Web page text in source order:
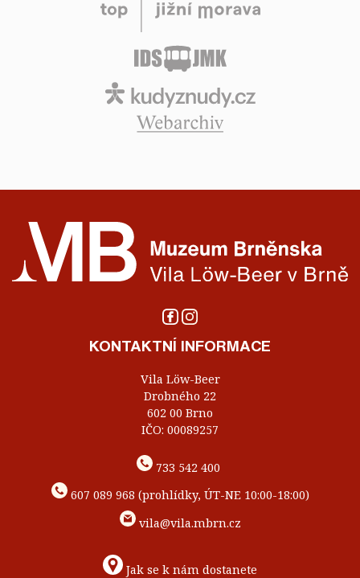
KONTAKTNÍ INFORMACE
Vila Löw-Beer
Drobného 22
602 00 Brno
IČO: 00089257
733 542 400
607 089 968 (prohlídky, ÚT-NE 10:00-18:00)
vila@vila.mbrn.cz
Jak se k nám dostanete